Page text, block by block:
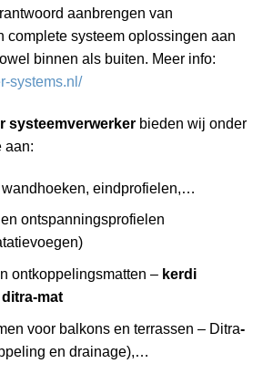
aanbrengen van
complete systeem oplossingen aan
binnen als buiten. Meer info:
systems.nl/
systeemverwerker bieden wij onder
aan:
wandhoeken, eindprofielen,…
ontspanningsprofielen
ontkoppelingsmatten – kerdi
mat
voor balkons en terrassen – Ditra-
en drainage),…